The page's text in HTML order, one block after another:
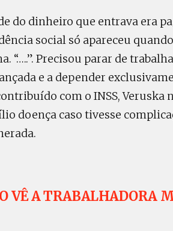
do dinheiro que entrava era
social só apareceu
“…..”. Precisou parar de
e a depender
com o INSS, Veruska
doença caso tivesse
VÊ A TRABALHADORA